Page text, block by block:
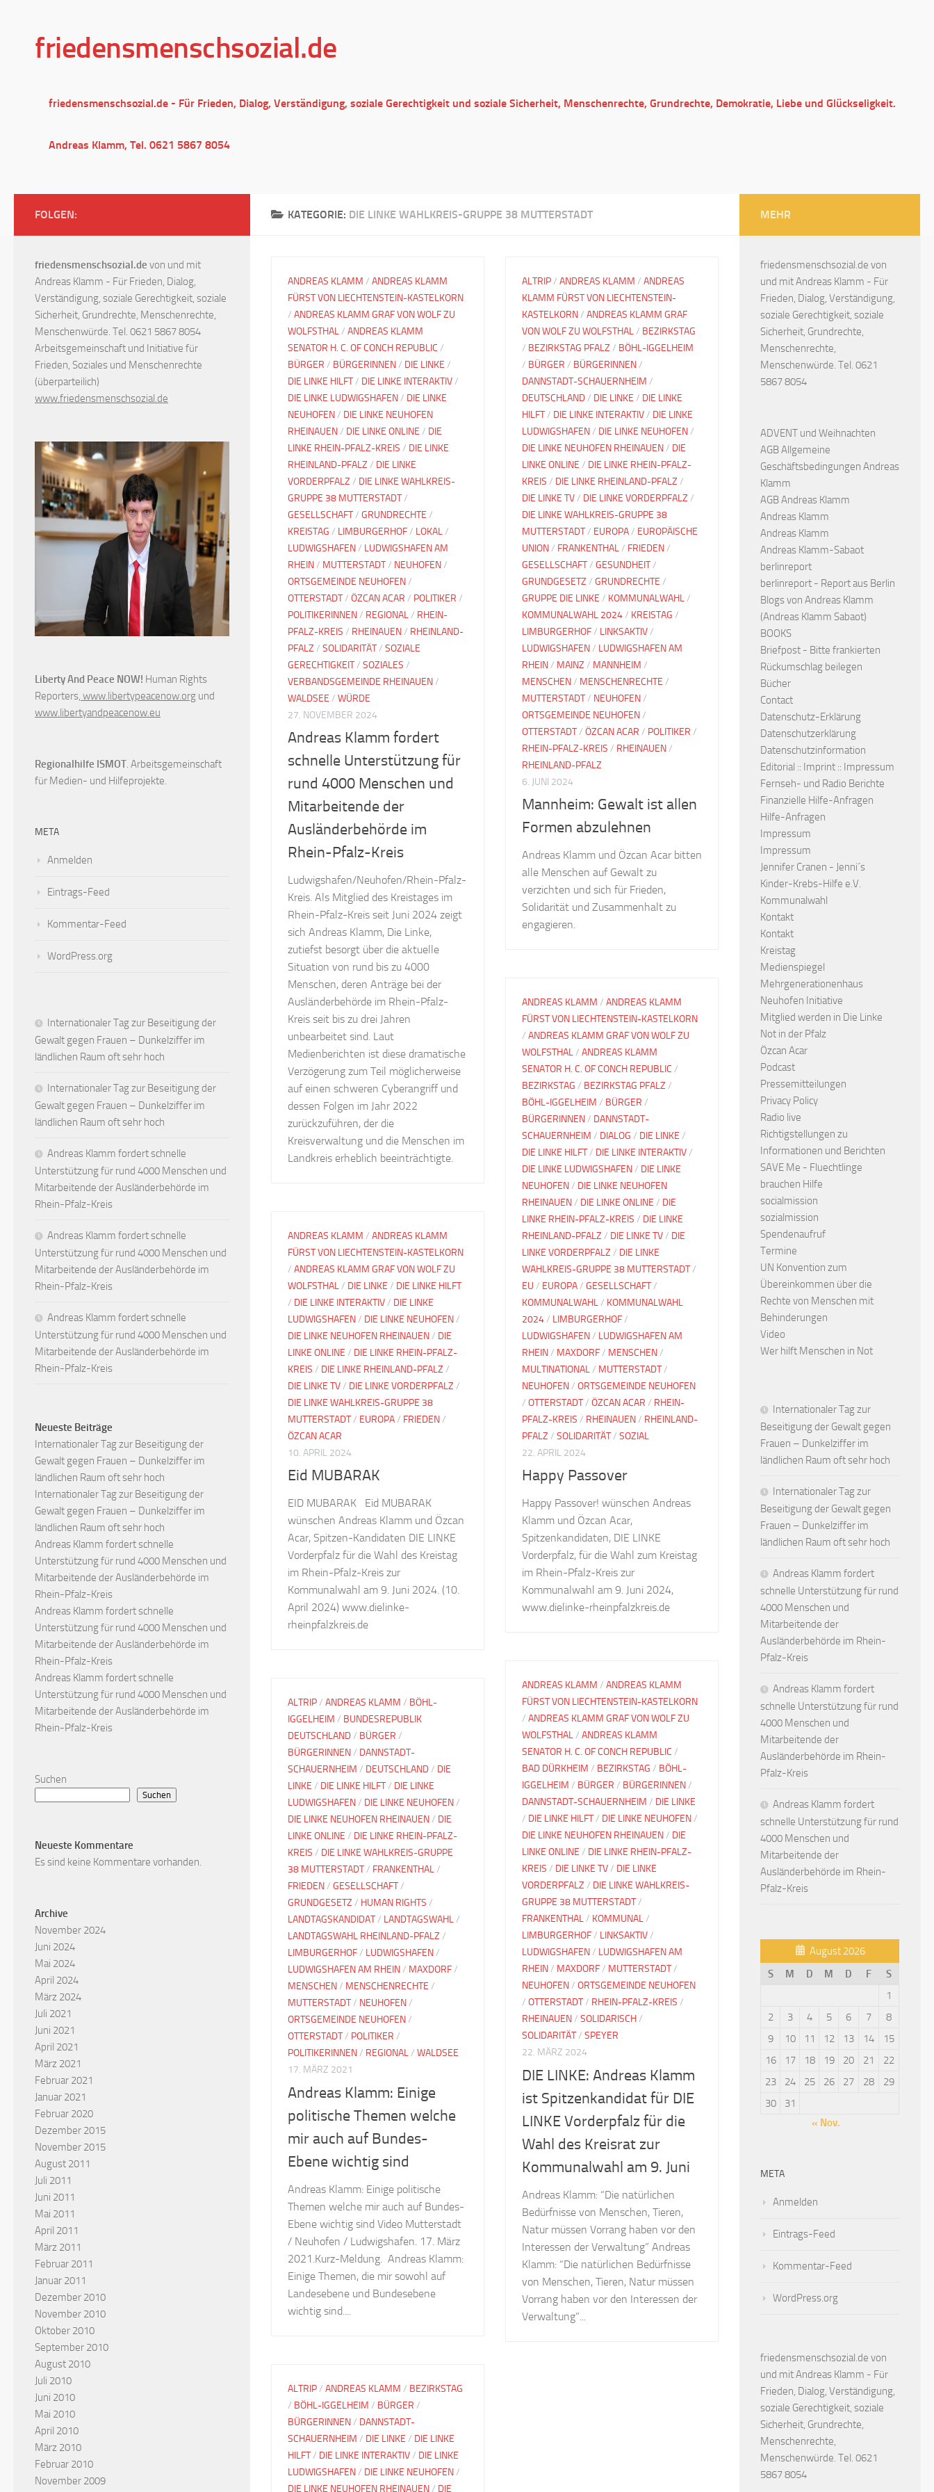
friedensmenschsozial.de
friedensmenschsozial.de - Für Frieden, Dialog, Verständigung, soziale Gerechtigkeit und soziale Sicherheit, Menschenrechte, Grundrechte, Demokratie, Liebe und Glückseligkeit.
Andreas Klamm, Tel. 0621 5867 8054
KATEGORIE: DIE LINKE WAHLKREIS-GRUPPE 38 MUTTERSTADT
ANDREAS KLAMM / ANDREAS KLAMM
FÜRST VON LIECHTENSTEIN-KASTELKORN
/ ANDREAS KLAMM GRAF VON WOLF ZU
WOLFSTHAL/ ANDREAS KLAMM
SENATOR H. C. OF CONCH REPUBLIC /
BÜRGER / BÜRGERINNEN/ DIE LINKE /
DIE LINKE HILFT/ DIE LINKE INTERAKTIV/
DIE LINKE LUDWIGSHAFEN/ DIE LINKE
NEUHOFEN/ DIE LINKE NEUHOFEN
RHEINAUEN/ DIE LINKE ONLINE / DIE
LINKE RHEIN-PFALZ-KREIS / DIE LINKE
RHEINLAND-PFALZ / DIE LINKE
VORDERPFALZ / DIE LINKE WAHLKREIS-
GRUPPE 38 MUTTERSTADT/
GESELLSCHAFT/ GRUNDRECHTE /
KREISTAG / LIMBURGERHOF/ LOKAL/
LUDWIGSHAFEN/ LUDWIGSHAFEN AM
RHEIN/ MUTTERSTADT/ NEUHOFEN/
ORTSGEMEINDE NEUHOFEN/
OTTERSTADT/ ÖZCAN ACAR / POLITIKER /
POLITIKERINNEN/ REGIONAL/ RHEIN-
PFALZ-KREIS / RHEINAUEN/ RHEINLAND-
PFALZ / SOLIDARITÄT/ SOZIALE
GERECHTIGKEIT/ SOZIALES /
VERBANDSGEMEINDE RHEINAUEN/
WALDSEE / WÜRDE
27. NOVEMBER 2024
Andreas Klamm fordert
schnelle Unterstützung für
rund 4000 Menschen und
Mitarbeitende der
Ausländerbehörde im
Rhein-Pfalz-Kreis
Ludwigshafen/Neuhofen/Rhein-Pfalz-
Kreis. Als Mitglied des Kreistages im
Rhein-Pfalz-Kreis seit Juni 2024 zeigt
sich Andreas Klamm, Die Linke,
zutiefst besorgt über die aktuelle
Situation von rund bis zu 4000
Menschen, deren Anträge bei der
Ausländerbehörde im Rhein-Pfalz-
Kreis seit bis zu drei Jahren
unbearbeitet sind. Laut
Medienberichten ist diese dramatische
Verzögerung zum Teil möglicherweise
auf einen schweren Cyberangriff und
dessen Folgen im Jahr 2022
zurückzuführen, der die
Kreisverwaltung und die Menschen im
Landkreis erheblich beeinträchtigte.
ALTRIP/ ANDREAS KLAMM / ANDREAS
KLAMM FÜRST VON LIECHTENSTEIN-
KASTELKORN/ ANDREAS KLAMM GRAF
VON WOLF ZU WOLFSTHAL/ BEZIRKSTAG
/ BEZIRKSTAG PFALZ / BÖHL-IGGELHEIM
/ BÜRGER / BÜRGERINNEN/
DANNSTADT-SCHAUERNHEIM /
DEUTSCHLAND/ DIE LINKE / DIE LINKE
HILFT/ DIE LINKE INTERAKTIV/ DIE LINKE
LUDWIGSHAFEN/ DIE LINKE NEUHOFEN/
DIE LINKE NEUHOFEN RHEINAUEN/ DIE
LINKE ONLINE / DIE LINKE RHEIN-PFALZ-
KREIS / DIE LINKE RHEINLAND-PFALZ /
DIE LINKE TV/ DIE LINKE VORDERPFALZ /
DIE LINKE WAHLKREIS-GRUPPE 38
MUTTERSTADT/ EUROPA/ EUROPÄISCHE
UNION/ FRANKENTHAL/ FRIEDEN/
GESELLSCHAFT/ GESUNDHEIT/
GRUNDGESETZ / GRUNDRECHTE /
GRUPPE DIE LINKE / KOMMUNALWAHL/
KOMMUNALWAHL 2024/ KREISTAG /
LIMBURGERHOF/ LINKSAKTIV/
LUDWIGSHAFEN/ LUDWIGSHAFEN AM
RHEIN/ MAINZ / MANNHEIM /
MENSCHEN/ MENSCHENRECHTE /
MUTTERSTADT/ NEUHOFEN/
ORTSGEMEINDE NEUHOFEN/
OTTERSTADT/ ÖZCAN ACAR / POLITIKER /
RHEIN-PFALZ-KREIS / RHEINAUEN/
RHEINLAND-PFALZ
6. JUNI 2024
Mannheim: Gewalt ist allen
Formen abzulehnen
Andreas Klamm und Özcan Acar bitten
alle Menschen auf Gewalt zu
verzichten und sich für Frieden,
Solidarität und Zusammenhalt zu
engagieren.
ANDREAS KLAMM / ANDREAS KLAMM
FÜRST VON LIECHTENSTEIN-KASTELKORN
/ ANDREAS KLAMM GRAF VON WOLF ZU
WOLFSTHAL/ ANDREAS KLAMM
SENATOR H. C. OF CONCH REPUBLIC /
BEZIRKSTAG / BEZIRKSTAG PFALZ /
BÖHL-IGGELHEIM / BÜRGER /
BÜRGERINNEN/ DANNSTADT-
SCHAUERNHEIM / DIALOG / DIE LINKE /
DIE LINKE HILFT/ DIE LINKE INTERAKTIV/
DIE LINKE LUDWIGSHAFEN/ DIE LINKE
NEUHOFEN/ DIE LINKE NEUHOFEN
RHEINAUEN/ DIE LINKE ONLINE / DIE
LINKE RHEIN-PFALZ-KREIS / DIE LINKE
RHEINLAND-PFALZ / DIE LINKE TV/ DIE
LINKE VORDERPFALZ / DIE LINKE
WAHLKREIS-GRUPPE 38 MUTTERSTADT/
EU / EUROPA/ GESELLSCHAFT/
KOMMUNALWAHL/ KOMMUNALWAHL
2024/ LIMBURGERHOF/
LUDWIGSHAFEN/ LUDWIGSHAFEN AM
RHEIN/ MAXDORF/ MENSCHEN/
MULTINATIONAL/ MUTTERSTADT/
NEUHOFEN/ ORTSGEMEINDE NEUHOFEN
/ OTTERSTADT/ ÖZCAN ACAR / RHEIN-
PFALZ-KREIS / RHEINAUEN/ RHEINLAND-
PFALZ / SOLIDARITÄT/ SOZIAL
22. APRIL 2024
Happy Passover
Happy Passover! wünschen Andreas
Klamm und Özcan Acar,
Spitzenkandidaten, DIE LINKE
Vorderpfalz, für die Wahl zum Kreistag
im Rhein-Pfalz-Kreis zur
Kommunalwahl am 9. Juni 2024,
www.dielinke-rheinpfalzkreis.de
ANDREAS KLAMM / ANDREAS KLAMM
FÜRST VON LIECHTENSTEIN-KASTELKORN
/ ANDREAS KLAMM GRAF VON WOLF ZU
WOLFSTHAL/ DIE LINKE / DIE LINKE HILFT
/ DIE LINKE INTERAKTIV/ DIE LINKE
LUDWIGSHAFEN/ DIE LINKE NEUHOFEN/
DIE LINKE NEUHOFEN RHEINAUEN/ DIE
LINKE ONLINE / DIE LINKE RHEIN-PFALZ-
KREIS / DIE LINKE RHEINLAND-PFALZ /
DIE LINKE TV/ DIE LINKE VORDERPFALZ /
DIE LINKE WAHLKREIS-GRUPPE 38
MUTTERSTADT/ EUROPA/ FRIEDEN/
ÖZCAN ACAR
10. APRIL 2024
Eid MUBARAK
EID MUBARAK Eid MUBARAK
wünschen Andreas Klamm und Özcan
Acar, Spitzen-Kandidaten DIE LINKE
Vorderpfalz für die Wahl des Kreistag
im Rhein-Pfalz-Kreis zur
Kommunalwahl am 9. Juni 2024. (10.
April 2024) www.dielinke-
rheinpfalzkreis.de
ANDREAS KLAMM / ANDREAS KLAMM
FÜRST VON LIECHTENSTEIN-KASTELKORN
/ ANDREAS KLAMM GRAF VON WOLF ZU
WOLFSTHAL/ ANDREAS KLAMM
SENATOR H. C. OF CONCH REPUBLIC /
BAD DÜRKHEIM / BEZIRKSTAG / BÖHL-
IGGELHEIM / BÜRGER / BÜRGERINNEN/
DANNSTADT-SCHAUERNHEIM / DIE LINKE
/ DIE LINKE HILFT/ DIE LINKE NEUHOFEN/
DIE LINKE NEUHOFEN RHEINAUEN/ DIE
LINKE ONLINE / DIE LINKE RHEIN-PFALZ-
KREIS / DIE LINKE TV/ DIE LINKE
VORDERPFALZ / DIE LINKE WAHLKREIS-
GRUPPE 38 MUTTERSTADT/
FRANKENTHAL/ KOMMUNAL/
LIMBURGERHOF/ LINKSAKTIV/
LUDWIGSHAFEN/ LUDWIGSHAFEN AM
RHEIN/ MAXDORF/ MUTTERSTADT/
NEUHOFEN/ ORTSGEMEINDE NEUHOFEN
/ OTTERSTADT/ RHEIN-PFALZ-KREIS /
RHEINAUEN/ SOLIDARISCH/
SOLIDARITÄT/ SPEYER
22. MÄRZ 2024
DIE LINKE: Andreas Klamm
ist Spitzenkandidat für DIE
LINKE Vorderpfalz für die
Wahl des Kreisrat zur
Kommunalwahl am 9. Juni
Andreas Klamm: “Die natürlichen
Bedürfnisse von Menschen, Tieren,
Natur müssen Vorrang haben vor den
Interessen der Verwaltung” Andreas
Klamm: “Die natürlichen Bedürfnisse
von Menschen, Tieren, Natur müssen
Vorrang haben vor den Interessen der
Verwaltung”...
ALTRIP/ ANDREAS KLAMM / BÖHL-
IGGELHEIM / BUNDESREPUBLIK
DEUTSCHLAND/ BÜRGER /
BÜRGERINNEN/ DANNSTADT-
SCHAUERNHEIM / DEUTSCHLAND/ DIE
LINKE / DIE LINKE HILFT/ DIE LINKE
LUDWIGSHAFEN/ DIE LINKE NEUHOFEN/
DIE LINKE NEUHOFEN RHEINAUEN/ DIE
LINKE ONLINE / DIE LINKE RHEIN-PFALZ-
KREIS / DIE LINKE WAHLKREIS-GRUPPE
38 MUTTERSTADT/ FRANKENTHAL/
FRIEDEN/ GESELLSCHAFT/
GRUNDGESETZ / HUMAN RIGHTS /
LANDTAGSKANDIDAT/ LANDTAGSWAHL/
LANDTAGSWAHL RHEINLAND-PFALZ /
LIMBURGERHOF/ LUDWIGSHAFEN/
LUDWIGSHAFEN AM RHEIN/ MAXDORF/
MENSCHEN/ MENSCHENRECHTE /
MUTTERSTADT/ NEUHOFEN/
ORTSGEMEINDE NEUHOFEN/
OTTERSTADT/ POLITIKER /
POLITIKERINNEN/ REGIONAL/ WALDSEE
17. MÄRZ 2021
Andreas Klamm: Einige
politische Themen welche
mir auch auf Bundes-
Ebene wichtig sind
Andreas Klamm: Einige politische
Themen welche mir auch auf Bundes-
Ebene wichtig sind Video Mutterstadt
/ Neuhofen / Ludwigshafen. 17. März
2021.Kurz-Meldung. Andreas Klamm:
Einige Themen, die mir sowohl auf
Landesebene und Bundesebene
wichtig sind....
ALTRIP/ ANDREAS KLAMM / BEZIRKSTAG
/ BÖHL-IGGELHEIM / BÜRGER /
BÜRGERINNEN/ DANNSTADT-
SCHAUERNHEIM / DIE LINKE / DIE LINKE
HILFT/ DIE LINKE INTERAKTIV/ DIE LINKE
LUDWIGSHAFEN/ DIE LINKE NEUHOFEN/
DIE LINKE NEUHOFEN RHEINAUEN/ DIE
FOLGEN:
friedensmenschsozial.de von und mit
Andreas Klamm - Für Frieden, Dialog,
Verständigung, soziale Gerechtigkeit, soziale
Sicherheit, Grundrechte, Menschenrechte,
Menschenwürde. Tel. 0621 5867 8054
Arbeitsgemeinschaft und Initiative für
Frieden, Soziales und Menschenrechte
(überparteilich)
www.friedensmenschsozial.de
Liberty And Peace NOW! Human Rights
Reporters, www.libertypeacenow.org und
www.libertyandpeacenow.eu
Regionalhilfe ISMOT. Arbeitsgemeinschaft
für Medien- und Hilfeprojekte.
META
Anmelden
Eintrags-Feed
Kommentar-Feed
WordPress.org
Internationaler Tag zur Beseitigung der
Gewalt gegen Frauen – Dunkelziffer im
ländlichen Raum oft sehr hoch
Internationaler Tag zur Beseitigung der
Gewalt gegen Frauen – Dunkelziffer im
ländlichen Raum oft sehr hoch
Andreas Klamm fordert schnelle
Unterstützung für rund 4000 Menschen und
Mitarbeitende der Ausländerbehörde im
Rhein-Pfalz-Kreis
Andreas Klamm fordert schnelle
Unterstützung für rund 4000 Menschen und
Mitarbeitende der Ausländerbehörde im
Rhein-Pfalz-Kreis
Andreas Klamm fordert schnelle
Unterstützung für rund 4000 Menschen und
Mitarbeitende der Ausländerbehörde im
Rhein-Pfalz-Kreis
Neueste Beiträge
Internationaler Tag zur Beseitigung der
Gewalt gegen Frauen – Dunkelziffer im
ländlichen Raum oft sehr hoch
Internationaler Tag zur Beseitigung der
Gewalt gegen Frauen – Dunkelziffer im
ländlichen Raum oft sehr hoch
Andreas Klamm fordert schnelle
Unterstützung für rund 4000 Menschen und
Mitarbeitende der Ausländerbehörde im
Rhein-Pfalz-Kreis
Andreas Klamm fordert schnelle
Unterstützung für rund 4000 Menschen und
Mitarbeitende der Ausländerbehörde im
Rhein-Pfalz-Kreis
Andreas Klamm fordert schnelle
Unterstützung für rund 4000 Menschen und
Mitarbeitende der Ausländerbehörde im
Rhein-Pfalz-Kreis
Suchen
Suchen
Neueste Kommentare
Es sind keine Kommentare vorhanden.
Archive
November 2024
Juni 2024
Mai 2024
April 2024
März 2024
Juli 2021
Juni 2021
April 2021
März 2021
Februar 2021
Januar 2021
Februar 2020
Dezember 2015
November 2015
August 2011
Juli 2011
Juni 2011
Mai 2011
April 2011
März 2011
Februar 2011
Januar 2011
Dezember 2010
November 2010
Oktober 2010
September 2010
August 2010
Juli 2010
Juni 2010
Mai 2010
April 2010
März 2010
Februar 2010
November 2009
MEHR
friedensmenschsozial.de von
und mit Andreas Klamm - Für
Frieden, Dialog, Verständigung,
soziale Gerechtigkeit, soziale
Sicherheit, Grundrechte,
Menschenrechte,
Menschenwürde. Tel. 0621
5867 8054
ADVENT und Weihnachten
AGB Allgemeine
Geschäftsbedingungen Andreas
Klamm
AGB Andreas Klamm
Andreas Klamm
Andreas Klamm
Andreas Klamm-Sabaot
berlinreport
berlinreport - Report aus Berlin
Blogs von Andreas Klamm
(Andreas Klamm Sabaot)
BOOKS
Briefpost - Bitte frankierten
Rückumschlag beilegen
Bücher
Contact
Datenschutz-Erklärung
Datenschutzerklärung
Datenschutzinformation
Editorial :: Imprint :: Impressum
Fernseh- und Radio Berichte
Finanzielle Hilfe-Anfragen
Hilfe-Anfragen
Impressum
Impressum
Jennifer Cranen - Jenni´s
Kinder-Krebs-Hilfe e.V.
Kommunalwahl
Kontakt
Kontakt
Kreistag
Medienspiegel
Mehrgenerationenhaus
Neuhofen Initiative
Mitglied werden in Die Linke
Not in der Pfalz
Özcan Acar
Podcast
Pressemitteilungen
Privacy Policy
Radio live
Richtigstellungen zu
Informationen und Berichten
SAVE Me - Fluechtlinge
brauchen Hilfe
socialmission
sozialmission
Spendenaufruf
Termine
UN Konvention zum
Übereinkommen über die
Rechte von Menschen mit
Behinderungen
Video
Wer hilft Menschen in Not
Internationaler Tag zur
Beseitigung der Gewalt gegen
Frauen – Dunkelziffer im
ländlichen Raum oft sehr hoch
Internationaler Tag zur
Beseitigung der Gewalt gegen
Frauen – Dunkelziffer im
ländlichen Raum oft sehr hoch
Andreas Klamm fordert
schnelle Unterstützung für rund
4000 Menschen und
Mitarbeitende der
Ausländerbehörde im Rhein-
Pfalz-Kreis
Andreas Klamm fordert
schnelle Unterstützung für rund
4000 Menschen und
Mitarbeitende der
Ausländerbehörde im Rhein-
Pfalz-Kreis
Andreas Klamm fordert
schnelle Unterstützung für rund
4000 Menschen und
Mitarbeitende der
Ausländerbehörde im Rhein-
Pfalz-Kreis
August 2026
S
M D M D F
S
1
2
3 4 5 6 7
8
9
10 11 12 13 14
15
16
17 18 19 20 21
22
23
24 25 26 27 28
29
30
31
« Nov.
META
Anmelden
Eintrags-Feed
Kommentar-Feed
WordPress.org
friedensmenschsozial.de von
und mit Andreas Klamm - Für
Frieden, Dialog, Verständigung,
soziale Gerechtigkeit, soziale
Sicherheit, Grundrechte,
Menschenrechte,
Menschenwürde. Tel. 0621
5867 8054